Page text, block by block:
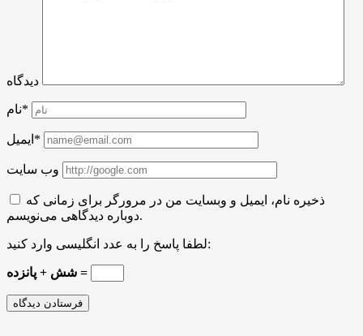
دیدگاه
نام*
ایمیل*
وب سایت
ذخیره نام، ایمیل و وبسایت من در مرورگر برای زمانی که
دوباره دیدگاهی می‌نویسم.
لطفا پاسخ را به عدد انگلیسی وارد کنید:
شش + پانزده =